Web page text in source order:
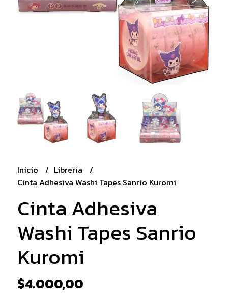
Inicio
Librería
Cinta Adhesiva Washi Tapes Sanrio Kuromi
Cinta Adhesiva
Washi Tapes Sanrio
Kuromi
$4.000,00